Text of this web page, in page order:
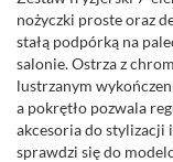
nożyczki proste oraz
stałą podpórką na
salonie. Ostrza z
lustrzanym
a pokrętło pozwala
akcesoria do stylizacji
sprawdzi się do